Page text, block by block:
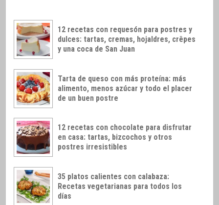
12 recetas con requesón para postres y
dulces: tartas, cremas, hojaldres, crêpes
y una coca de San Juan
Tarta de queso con más proteína: más
alimento, menos azúcar y todo el placer
de un buen postre
12 recetas con chocolate para disfrutar
en casa: tartas, bizcochos y otros
postres irresistibles
35 platos calientes con calabaza:
Recetas vegetarianas para todos los
días